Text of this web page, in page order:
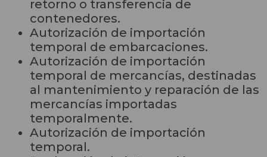
retorno o transferencia de
contenedores.
Autorización de importación
temporal de embarcaciones.
Autorización de importación
temporal de mercancías, destinadas
al mantenimiento y reparación de las
mercancías importadas
temporalmente.
Autorización de importación
temporal.